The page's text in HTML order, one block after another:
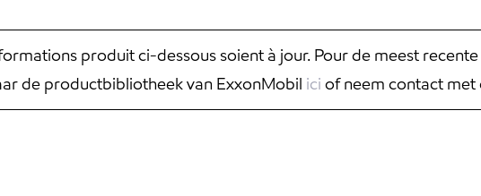
produit ci-dessous soient à jour. Pour de meest
de productbibliotheek van ExxonMobil ici of neem contact met